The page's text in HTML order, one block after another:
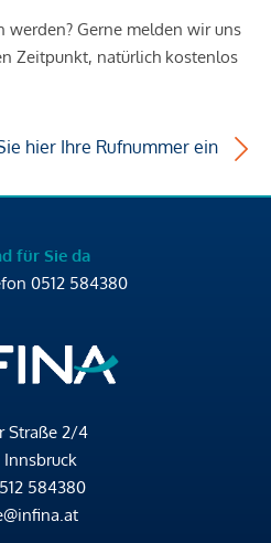
werden? Gerne melden wir uns
Zeitpunkt, natürlich kostenlos
hier Ihre Rufnummer ein
für Sie da
0512 584380
Straße 2/4
584380